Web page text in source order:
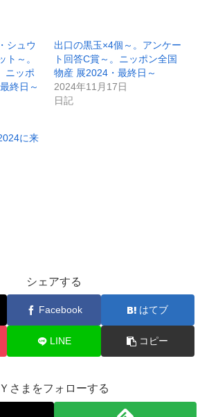
シュウ
ト～。
ニッポ
終日～
出口の黒玉×4個～。アンケー
ト回答C賞～。ニッポン全国
物産 展2024・最終日～
2024年11月17日
日記
に来
シェアする
Facebook はてブ
LINE コピー
Ｙさまをフォローする